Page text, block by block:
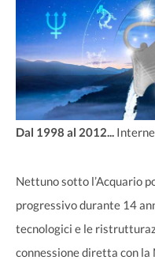
Dal 1998 al 2012...
Nettuno sotto l’Acquario
progressivo durante 14
tecnologici e le
connessione diretta con la